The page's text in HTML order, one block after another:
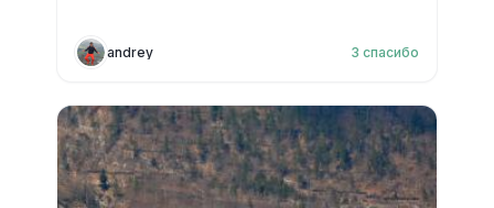
andrey 3 спасибо